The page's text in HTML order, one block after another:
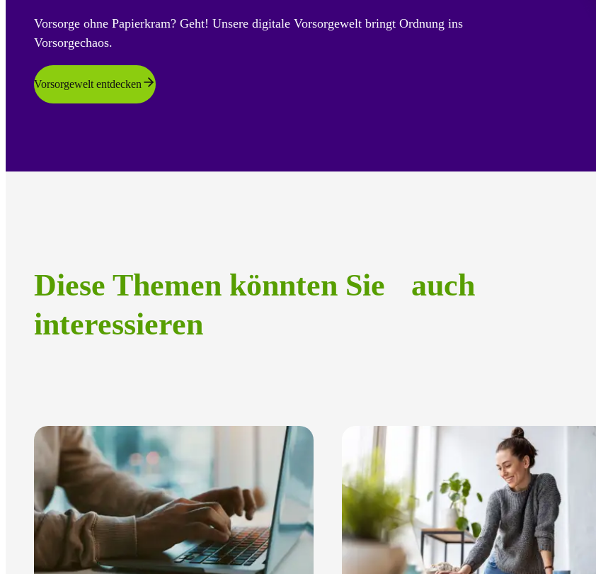
Vorsorge ohne Papierkram? Geht! Unsere digitale Vorsorgewelt bringt Ordnung ins
Vorsorgechaos.
Vorsorgewelt entdecken
Diese Themen könnten Sie auch
interessieren